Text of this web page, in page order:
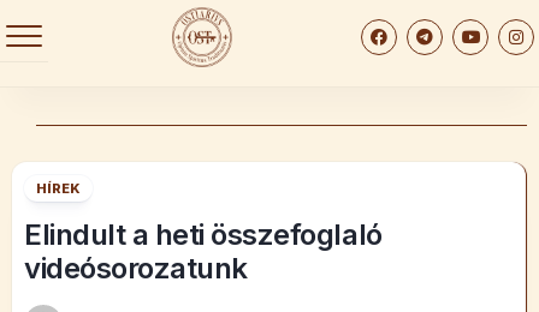
to
HÍREK
Elindult a heti összefoglaló
videósorozatunk